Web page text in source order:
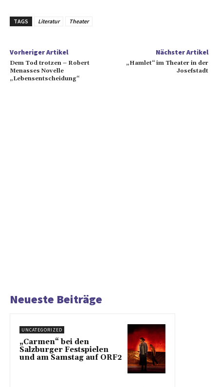
TAGS Literatur Theater
Vorheriger Artikel
Dem Tod trotzen – Robert
Menasses Novelle
„Lebensentscheidung“
Nächster Artikel
„Hamlet“ im Theater in der
Josefstadt
Neueste Beiträge
UNCATEGORIZED
„Carmen“ bei den
Salzburger Festspielen
und am Samstag auf ORF2